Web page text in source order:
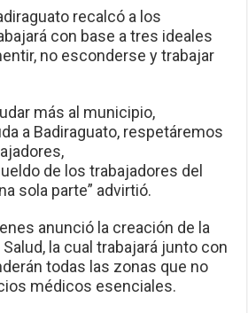
recalcó a los
con base a tres ideales
no esconderse y trabajar
más al municipio,
a Badiraguato, respetáremos
de los trabajadores del
sola parte” advirtió.
anunció la creación de la
la cual trabajará junto con
todas las zonas que no
médicos esenciales.